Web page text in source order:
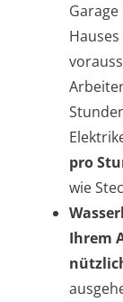
pro
wie
Ihrem